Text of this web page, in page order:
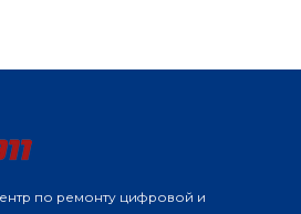
по ремонту цифровой и